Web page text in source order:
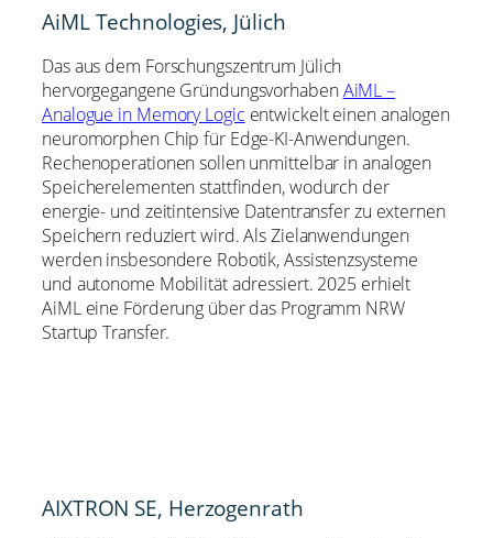
AiML Technologies, Jülich
Das aus dem Forschungszentrum Jülich
hervorgegangene GründungsvorhabenAiML –
Analogue in Memory Logic entwickelt einen analogen
neuromorphen Chip für Edge-KI-Anwendungen.
Rechenoperationen sollen unmittelbar in analogen
Speicherelementen stattfinden, wodurch der
energie- und zeitintensive Datentransfer zu externen
Speichern reduziert wird. Als Zielanwendungen
werden insbesondere Robotik, Assistenzsysteme
und autonome Mobilität adressiert. 2025 erhielt
AiML eine Förderung über das Programm NRW
Startup Transfer.
AIXTRON SE, Herzogenrath